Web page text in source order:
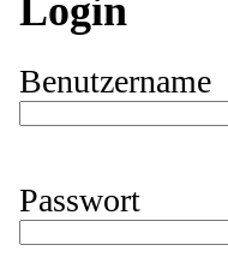
Login
Benutzername
Passwort